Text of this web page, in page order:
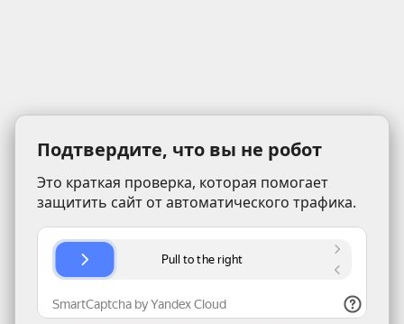
Подтвердите, что вы не робот
Это краткая проверка, которая помогает
защитить сайт от автоматического трафика.